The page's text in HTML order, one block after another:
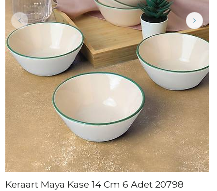
Keraart Maya Kase 14 Cm 6 Adet 20798